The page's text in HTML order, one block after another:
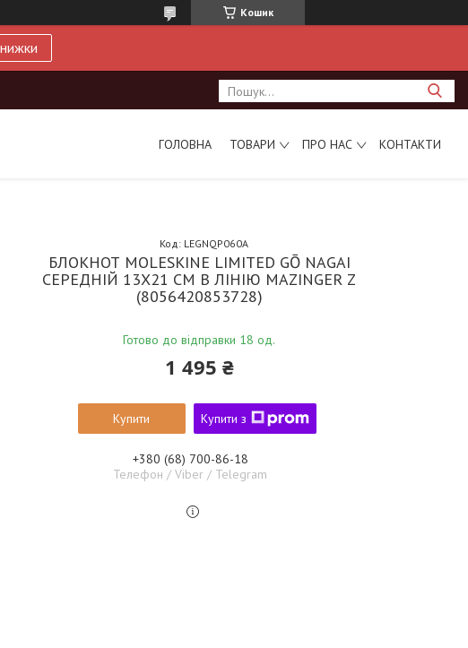
Кошик
ГОЛОВНА ТОВАРИ ПРО НАС КОНТАКТИ
БЛОКНОТ MOLESKINE LIMITED GŌ NAGAI
СЕРЕДНІЙ 13Х21 СМ В ЛІНІЮ MAZINGER Z
(8056420853728)
Готово до відправки 18 од.
Код: LEGNQP060A
1 495 ₴
Купити Купити з
+380 (68) 700-86-18
Телефон / Viber / Telegram